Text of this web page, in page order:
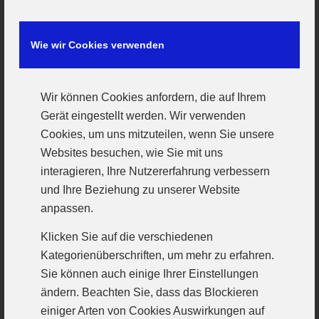
Wie wir Cookies verwenden
Wir können Cookies anfordern, die auf Ihrem
Gerät eingestellt werden. Wir verwenden
Cookies, um uns mitzuteilen, wenn Sie unsere
Websites besuchen, wie Sie mit uns
interagieren, Ihre Nutzererfahrung verbessern
und Ihre Beziehung zu unserer Website
anpassen.
Klicken Sie auf die verschiedenen
Kategorienüberschriften, um mehr zu erfahren.
Sie können auch einige Ihrer Einstellungen
ändern. Beachten Sie, dass das Blockieren
einiger Arten von Cookies Auswirkungen auf
Handballtraining und Mountain-Bike spielten
schon in der vergangenen Saisonvorbereitung
eine abwechslungsreiche Rolle im Streben
nach Ausdauer: Zum Beachen und
Bogenschießen ging es mit dem Bike. Eine
unvergessene Tour durch Regen und
Schlamm, die Bieber-Tour, und ein Triathlon
setzen Belastungsakzente.
Die Auswahl fiel bewusst auf die junge und
ehrgeizige 1. Männermannschaft des VfL
Günzburg. Auch wenn der Kampf um die
Punkte im Bayrischen Oberhaus eine
außerordentlich fordernde und (noch) selten